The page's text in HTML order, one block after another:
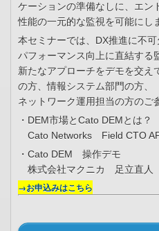
ケーションの準備なしに、エン
性能の一元的な監視を可能にし
本セミナーでは、DX推進に不
パフォーマンス向上に直結する
新たなアプローチをデモを交え
の方、情報システム部門の方、
ネットワーク運用担当の方のご
・DEM市場とCato DEMとは？
Cato Networks Field CTO
・Cato DEM 操作デモ
株式会社マクニカ 足立直人
→お申込みはこちら